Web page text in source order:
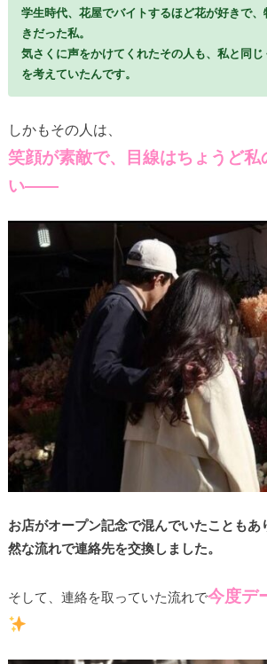
学生時代、花屋でバイトするほど花が好きで
きだった私。
気さくに声をかけてくれたその人も、私と同
を考えていたんです。
しかもその人は、
笑顔が素敵で、目線はちょうど私
い――
お店がオープン記念で混んでいたこともあ
然な流れで連絡先を交換しました。
そして、連絡を取っていた流れで今度デ